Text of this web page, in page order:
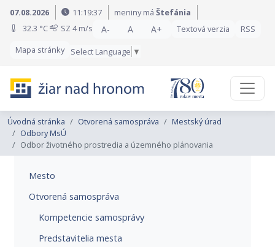
Preskočiť na obsah
Preskočiť na hlavné menu
07.08.2026 11:19:38 meniny máŠtefánia
32.3 °C
SZ 4 m/s A- A A+ Textová verzia
RSS
Mapa stránky
Select Language ▼
Úvodná stránka Otvorená samospráva
Mestský úrad
Odbory MsÚ
Odbor životného prostredia a územného plánovania
Mesto
Otvorená samospráva
Kompetencie samosprávy
Predstavitelia mesta